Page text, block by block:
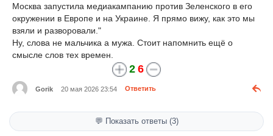
Москва запустила медиакампанию против Зеленского в его
окружении в Европе и на Украине. Я прямо вижу, как это мы
взяли и разворовали."
Ну, слова не мальчика а мужа. Стоит напомнить ещё о
смысле слов тех времен.
2 6
Gorik 20 мая 2026 23:54 Ответить
💬 Показать ответы (3)